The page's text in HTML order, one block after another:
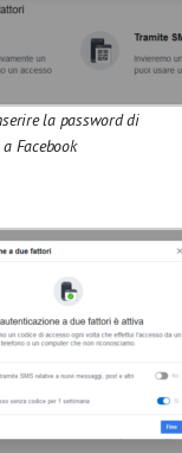
la password di
Facebook